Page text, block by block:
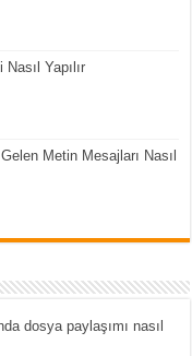
Yapılır
Metin Mesajları Nasıl
dosya paylaşımı nasıl